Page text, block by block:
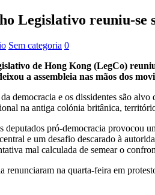
Legislativo reuniu-se
Sem categoria 0
de Hong Kong (LegCo)
a assembleia nas mãos dos
democracia e os dissidentes são
na antiga colónia britânica,
deputados pró-democracia provocou
e um desafio descarado à
mal calculada de semear o
renunciaram na quarta-feira em